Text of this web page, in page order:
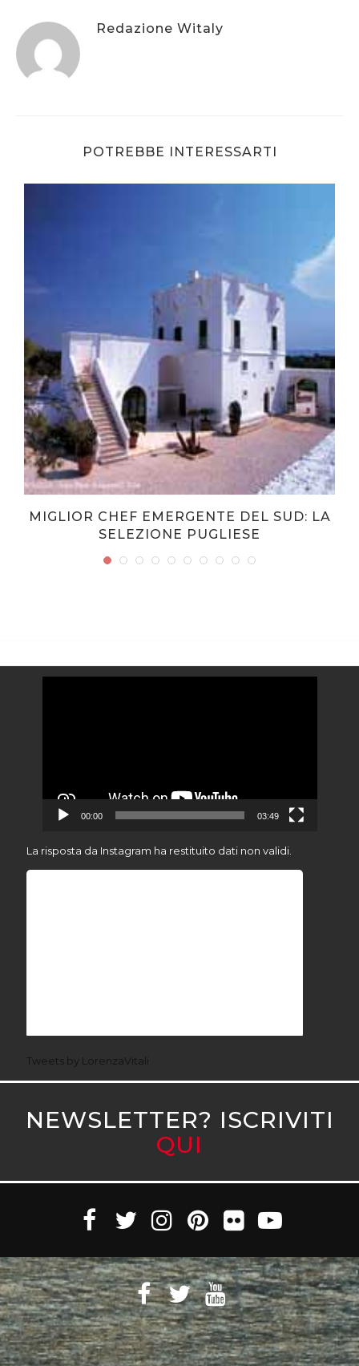
Redazione Witaly
POTREBBE INTERESSARTI
MIGLIOR CHEF EMERGENTE DEL SUD: LA
SELEZIONE PUGLIESE
00:00 03:49
La risposta da Instagram ha restituito dati non validi.
Tweets by LorenzaVitali
NEWSLETTER? ISCRIVITI
QUI